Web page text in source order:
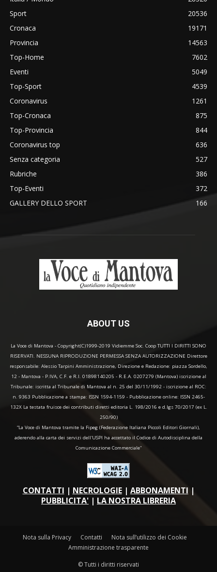
Sport
20536
Cronaca
19171
Provincia
14563
Top-Home
7602
Eventi
5049
Top-Sport
4539
Coronavirus
1261
Top-Cronaca
875
Top-Provincia
844
Coronavirus top
636
Senza categoria
527
Rubriche
386
Top-Eventi
372
GALLERY DELLO SPORT
166
ABOUT US
La Voce di Mantova - Copyright(C)1999-2019 Vidiemme Soc. Coop TUTTI I DIRITTI SONO
RISERVATI. NESSUNA RIPRODUZIONE PERMESSA SENZA AUTORIZZAZIONE Direttore
responsabile: Alessio Tarpini Amministrazione, Direzione e Redazione: piazza Sordello,
12 - Mantova - P.IVA, C.F. e R.I. 01898140205 - R.E.A. 0207279 (Mantova) iscrizione al
Tribunale: iscritta al Tribunale di Mantova al n. 25 del 30/11/1992 - iscrizione al ROC:
n. 9363 Pubblicazione a stampa: ISSN 1594-1159 - Pubblicazione online: ISSN 2465-
132X La testata fruisce dei contributi diretti editoria L. 198/2016 e d.lgs 70/2017 (ex L.
250/90)
“La Voce di Mantova tramite la Fipeg (Federazione Italiana Piccoli Editori Giornali),
aderendo alla carta dei servizi dell'USPI ha accettato il Codice di Autodisciplina della
Comunicazione Commerciale"
CONTATTI | NECROLOGIE| ABBONAMENTI |
PUBBLICITA' | LA NOSTRA LIBRERIA
Nota sulla Privacy Contatti
Nota sull’utilizzo dei Cookie
Amministrazione trasparente
© Tutti i diritti riservati